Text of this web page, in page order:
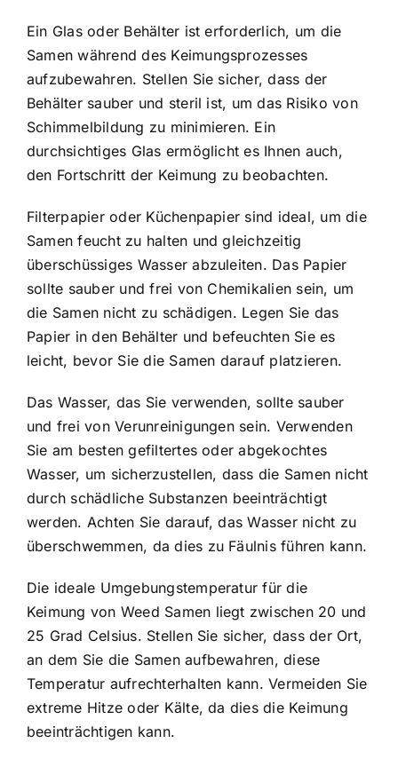
Ein Glas oder Behälter ist erforderlich, um die
Samen während des Keimungsprozesses
aufzubewahren. Stellen Sie sicher, dass der
Behälter sauber und steril ist, um das Risiko von
Schimmelbildung zu minimieren. Ein
durchsichtiges Glas ermöglicht es Ihnen auch,
den Fortschritt der Keimung zu beobachten.
Filterpapier oder Küchenpapier sind ideal, um die
Samen feucht zu halten und gleichzeitig
überschüssiges Wasser abzuleiten. Das Papier
sollte sauber und frei von Chemikalien sein, um
die Samen nicht zu schädigen. Legen Sie das
Papier in den Behälter und befeuchten Sie es
leicht, bevor Sie die Samen darauf platzieren.
Das Wasser, das Sie verwenden, sollte sauber
und frei von Verunreinigungen sein. Verwenden
Sie am besten gefiltertes oder abgekochtes
Wasser, um sicherzustellen, dass die Samen nicht
durch schädliche Substanzen beeinträchtigt
werden. Achten Sie darauf, das Wasser nicht zu
überschwemmen, da dies zu Fäulnis führen kann.
Die ideale Umgebungstemperatur für die
Keimung von Weed Samen liegt zwischen 20 und
25 Grad Celsius. Stellen Sie sicher, dass der Ort,
an dem Sie die Samen aufbewahren, diese
Temperatur aufrechterhalten kann. Vermeiden Sie
extreme Hitze oder Kälte, da dies die Keimung
beeinträchtigen kann.